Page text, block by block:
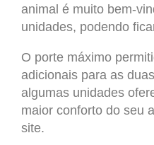
animal é muito bem-
unidades, podendo
O porte máximo
adicionais para as
algumas unidades
maior conforto do seu
site.